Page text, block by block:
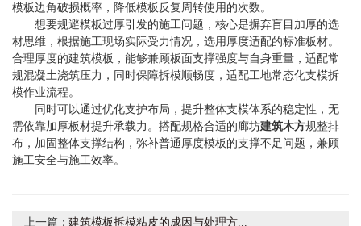
模板边角破损概率，降低模板反复周转使用的次数。
想要规避模板过厚引发的施工问题，核心是摒弃盲目加厚的选
材思维，根据施工现场实际受力情况，选用厚度适配的标准板材。
合理厚度的建筑模板，能够兼顾板面支撑强度与自身重量，适配常
规混凝土浇筑压力，同时保障拆模顺畅度，适配工地常态化支模拆
模作业流程。
同时可以通过优化支护布局，提升整体支模体系的稳定性，无
需依靠加厚板材提升承载力。搭配规格合适的廊坊建筑木方规整排
布，加固整体支撑结构，弥补普通厚度模板的支撑不足问题，兼顾
施工安全与施工效率。
上一篇：建筑模板拆模粘皮的成因与处理方...